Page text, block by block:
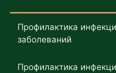
Профилактика
заболеваний
Профилактика